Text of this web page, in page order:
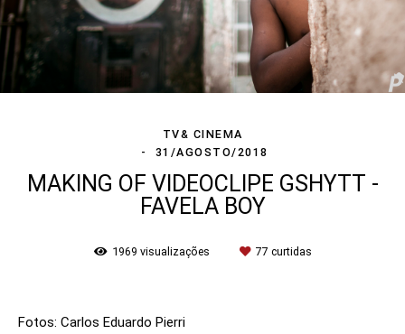
TV& CINEMA
31/AGOSTO/2018
MAKING OF VIDEOCLIPE GSHYTT -
FAVELA BOY
1969 visualizações 77 curtidas
Fotos: Carlos Eduardo Pierri